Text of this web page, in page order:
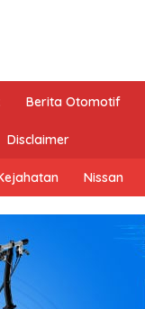
Berita Otomotif
Disclaimer
Nissan